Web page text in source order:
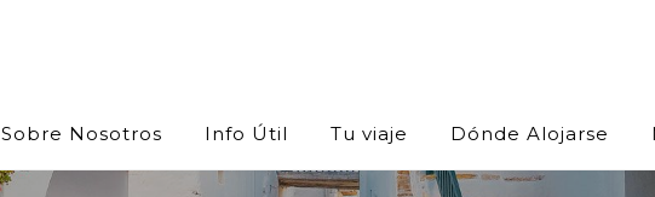
Sobre Nosotros Info Útil Tu viaje Dónde Alojarse